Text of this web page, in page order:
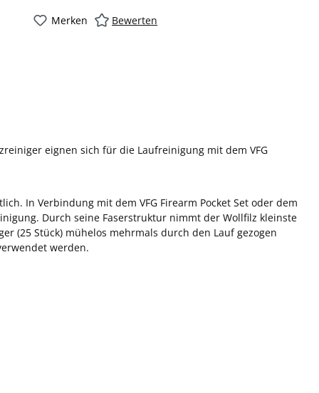
Merken Bewerten
eignen sich für die Laufreinigung mit dem VFG
In Verbindung mit dem VFG Firearm Pocket Set oder dem
Durch seine Faserstruktur nimmt der Wollfilz kleinste
(25 Stück) mühelos mehrmals durch den Lauf gezogen
werden.